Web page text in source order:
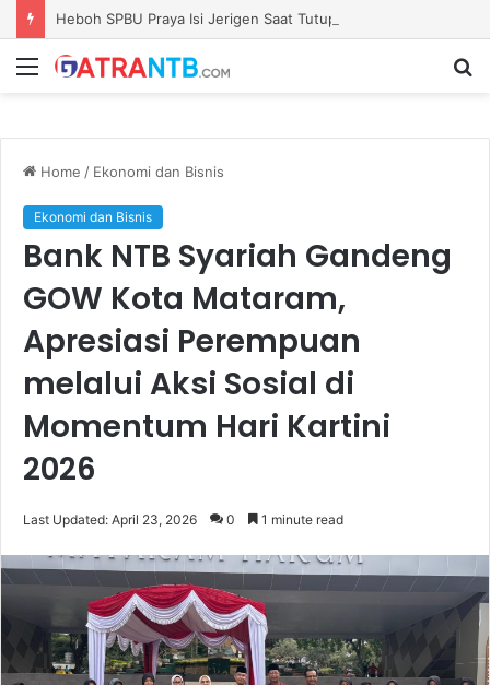
Menu
Home / Ekonomi dan Bisnis
Ekonomi dan Bisnis
Bank NTB Syariah Gandeng
GOW Kota Mataram,
Apresiasi Perempuan
melalui Aksi Sosial di
Momentum Hari Kartini
2026
Last Updated: April 23, 2026 0 1 minute read